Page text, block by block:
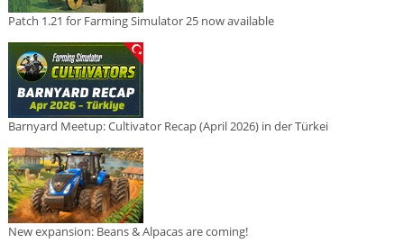
Patch 1.21 for Farming Simulator 25 now available
Barnyard Meetup: Cultivator Recap (April 2026) in der Türkei
New expansion: Beans & Alpacas are coming!